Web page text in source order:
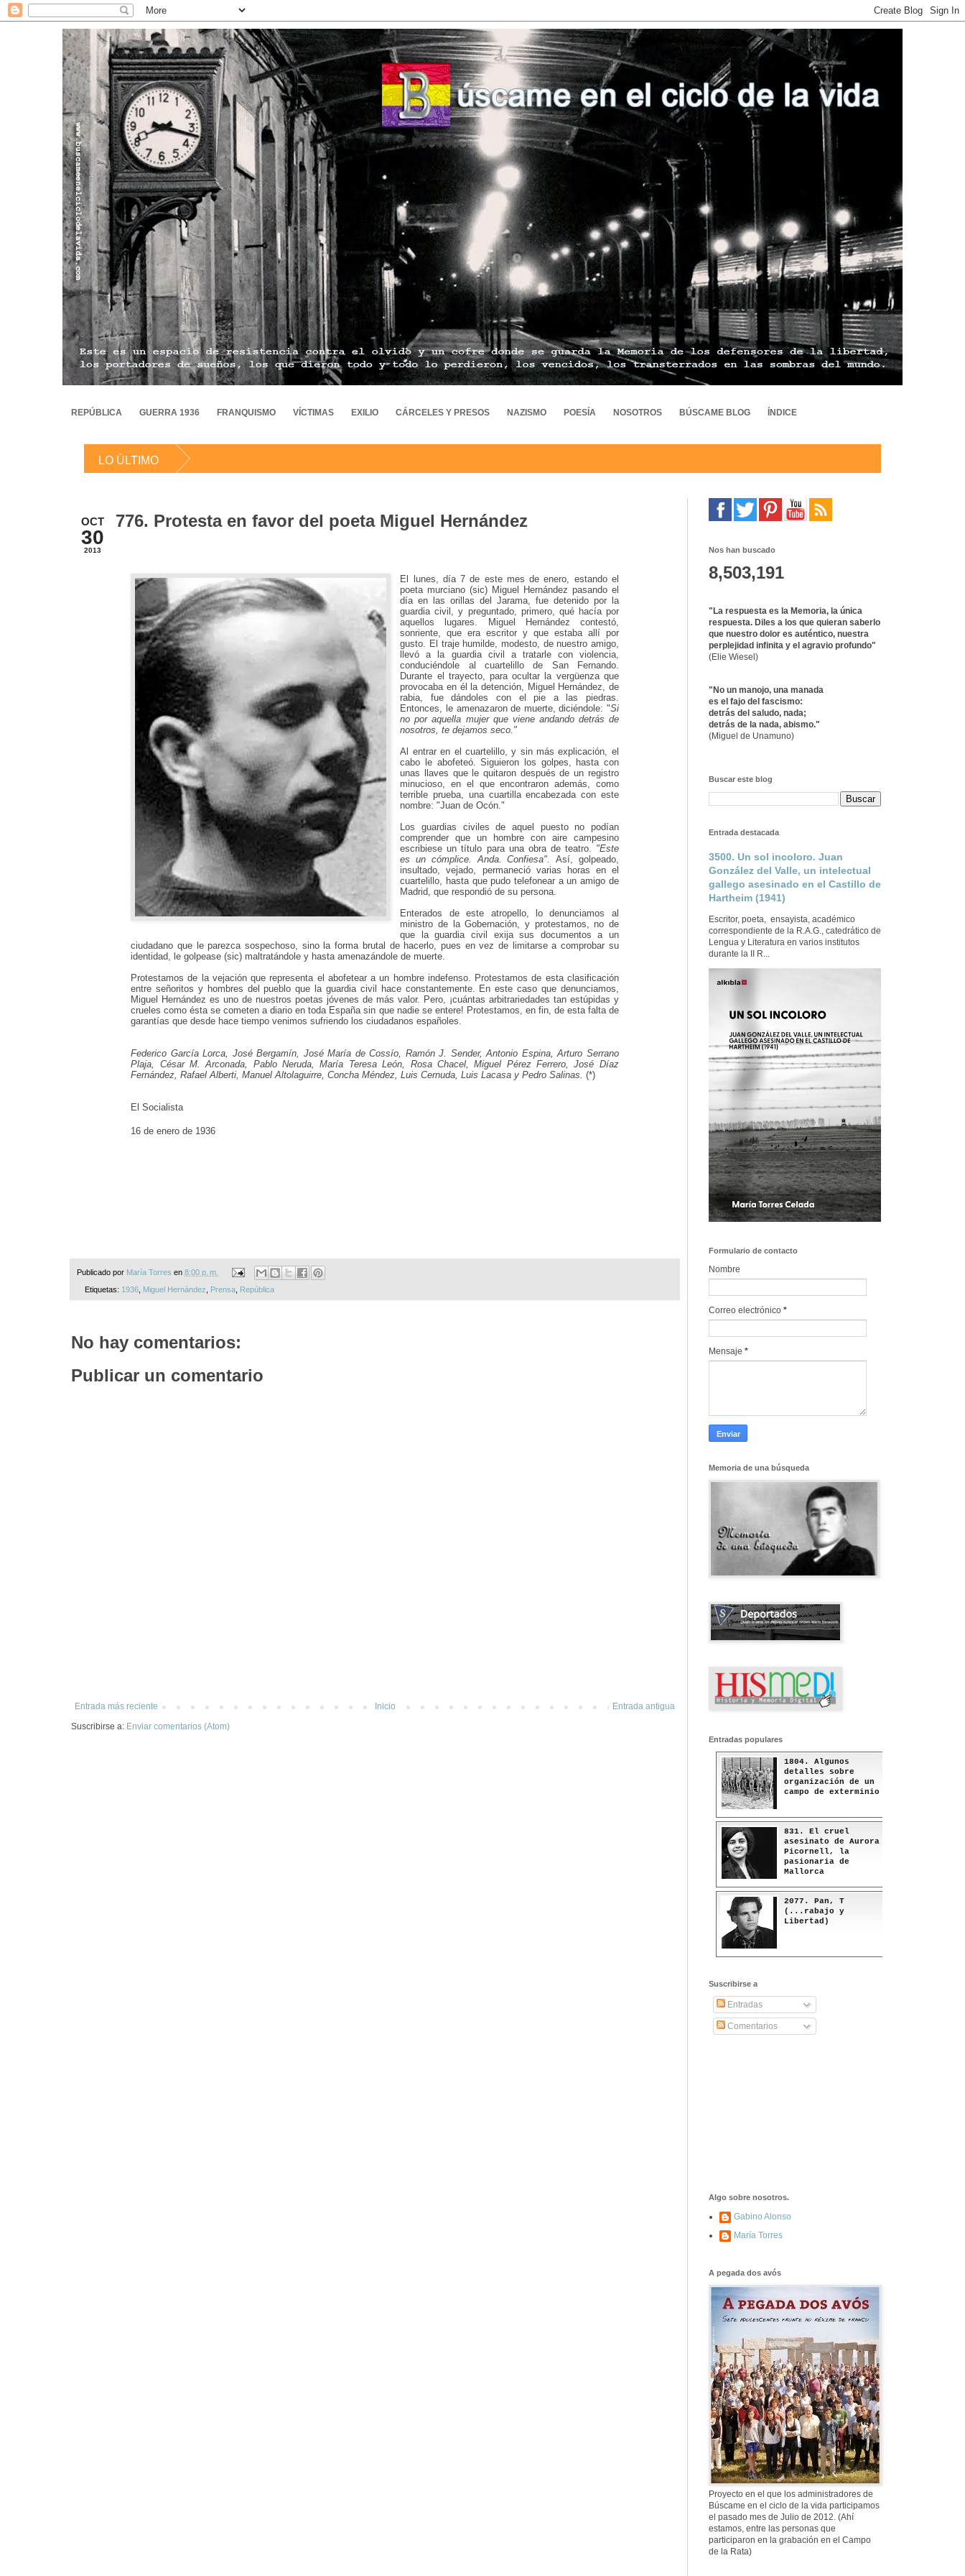
REPÚBLICA GUERRA 1936 FRANQUISMO VÍCTIMAS EXILIO CÁRCELES Y PRESOS NAZISMO POESÍA NOSOTROS BÚSCAME BLOG ÍNDICE
LO ÚLTIMO
OCT
30
2013
776. Protesta en favor del poeta Miguel Hernández
El lunes, día 7 de este mes de enero, estando el
poeta murciano (sic) Miguel Hernández pasando el
día en las orillas del Jarama, fue detenido por la
guardia civil, y preguntado, primero, qué hacía por
aquellos lugares. Miguel Hernández contestó,
sonriente, que era escritor y que estaba allí por
gusto. El traje humilde, modesto, de nuestro amigo,
llevó a la guardia civil a tratarle con violencia,
conduciéndole al cuartelillo de San Fernando.
Durante el trayecto, para ocultar la vergüenza que
provocaba en él la detención, Miguel Hernández, de
rabia, fue dándoles con el pie a las piedras.
Entonces, le amenazaron de muerte, diciéndole: "Si
no por aquella mujer que viene andando detrás de
nosotros, te dejamos seco."
Al entrar en el cuartelillo, y sin más explicación, el
cabo le abofeteó. Siguieron los golpes,
hasta con
unas llaves que le quitaron después de un registro
minucioso, en el que encontraron además, como
terrible prueba, una cuartilla encabezada con este
nombre: "Juan de Ocón."
Los guardias civiles de aquel puesto no podían
comprender que un hombre
con aire campesino
escribiese un título para una obra de teatro. "Este
es un cómplice. Anda. Confiesa".Así, golpeado,
insultado, vejado, permaneció varias horas en el
cuartelillo,
hasta que pudo telefonear a un amigo de
Madrid, que respondió de su persona.
Enterados de este atropello, lo denunciamos al
ministro de la Gobernación, y protestamos,
no de
que la guardia civil exija sus documentos a un
ciudadano que le parezca sospechoso,
sino la forma brutal de hacerlo, pues en vez de limitarse a comprobar su
identidad, le golpease (sic) maltratándole y hasta amenazándole de muerte.
Protestamos de la vejación que representa el abofetear a un hombre indefenso. Protestamos de esta clasificación
entre señoritos y hombres del pueblo que la guardia civil hace constantemente. En este caso que denunciamos,
Miguel Hernández es uno de nuestros poetas jóvenes de más valor. Pero, ¡cuántas arbitrariedades tan estúpidas y
crueles como ésta se cometen a diario en toda España sin que nadie se entere! Protestamos, en fin, de esta falta de
garantías que desde hace tiempo venimos sufriendo los ciudadanos españoles.
Federico García Lorca, José Bergamín, José María de Cossío, Ramón J. Sender, Antonio Espina, Arturo Serrano
Plaja, César M. Arconada, Pablo Neruda, María Teresa León, Rosa Chacel, Miguel Pérez Ferrero, José Díaz
Fernández, Rafael Alberti, Manuel Altolaguirre, Concha Méndez, Luis Cernuda, Luis Lacasa y Pedro Salinas. (*)
El Socialista
16 de enero de 1936
Publicado por María Torres en 8:00 p. m.
Etiquetas: 1936, Miguel Hernández Prensa, República
No hay comentarios:
Publicar un comentario
Entrada más reciente Entrada antigua
Inicio
Suscribirse a: Enviar comentarios (Atom)
Nos han buscado
8,503,191
"La respuesta es la Memoria, la única
respuesta. Diles a los que quieran saberlo
que nuestro dolor es auténtico, nuestra
perplejidad infinita y el agravio profundo"
(Elie Wiesel)
"No un manojo, una manada
es el fajo del fascismo:
detrás del saludo, nada;
detrás de la nada, abismo."
(Miguel de Unamuno)
Buscar este blog
Entrada destacada
3500. Un sol incoloro. Juan
González del Valle, un intelectual
gallego asesinado en el Castillo de
Hartheim (1941)
Escritor, poeta, ensayista, académico
correspondiente de la R.A.G., catedrático de
Lengua y Literatura en varios institutos
durante la II R...
Formulario de contacto
Nombre
Correo electrónico *
Mensaje *
Memoria de una búsqueda
Entradas populares
1804. Algunos
detalles sobre
organización de un
campo de exterminio
831. El cruel
asesinato de Aurora
Picornell, la
pasionaria de
Mallorca
2077. Pan, T
(...rabajo y
Libertad)
577. Nos fusilaron
fusilaron mal
307. Vuestros
nombres no se han
borrado en la
Historia
Suscribirse a
Entradas
Comentarios
Algo sobre nosotros.
Gabino Alonso
María Torres
A pegada dos avós
Proyecto en el que los administradores de
Búscame en el ciclo de la vida participamos
el pasado mes de Julio de 2012. (Ahí
estamos, entre las personas que
participaron en la grabación en el Campo
de la Rata)